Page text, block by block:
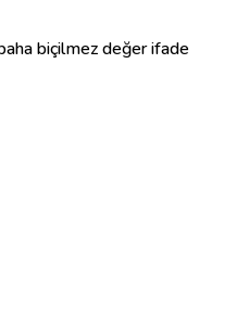
biçilmez değer ifade